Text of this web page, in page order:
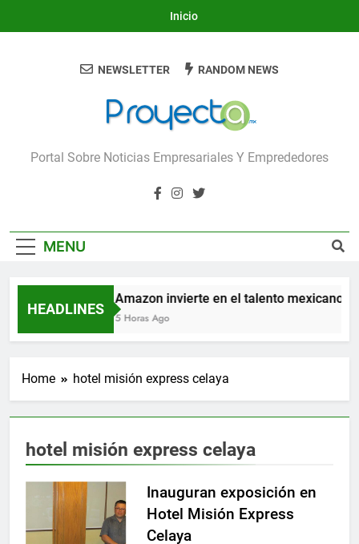
Inicio
Proyecta
Portal Sobre Noticias Empresariales Y Emprededores
NEWSLETTER RANDOM NEWS
MENU
HEADLINES
Amazon invierte en el talento mexicano
5 Horas Ago
Home hotel misión express celaya
hotel misión express celaya
Inauguran exposición en
Hotel Misión Express
Celaya